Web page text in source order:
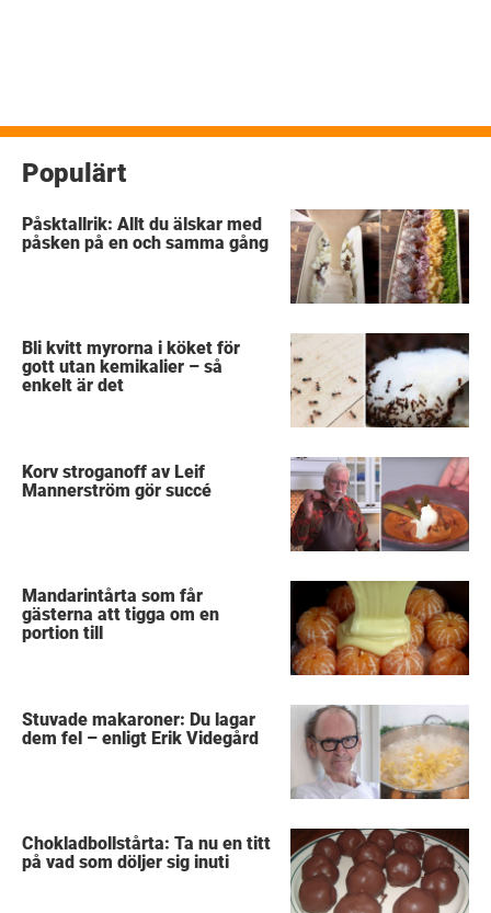
Populärt
Påsktallrik: Allt du älskar med
påsken på en och samma gång
Bli kvitt myrorna i köket för
gott utan kemikalier – så
enkelt är det
Korv stroganoff av Leif
Mannerström gör succé
Mandarintårta som får
gästerna att tigga om en
portion till
Stuvade makaroner: Du lagar
dem fel – enligt Erik Videgård
Chokladbollstårta: Ta nu en titt
på vad som döljer sig inuti